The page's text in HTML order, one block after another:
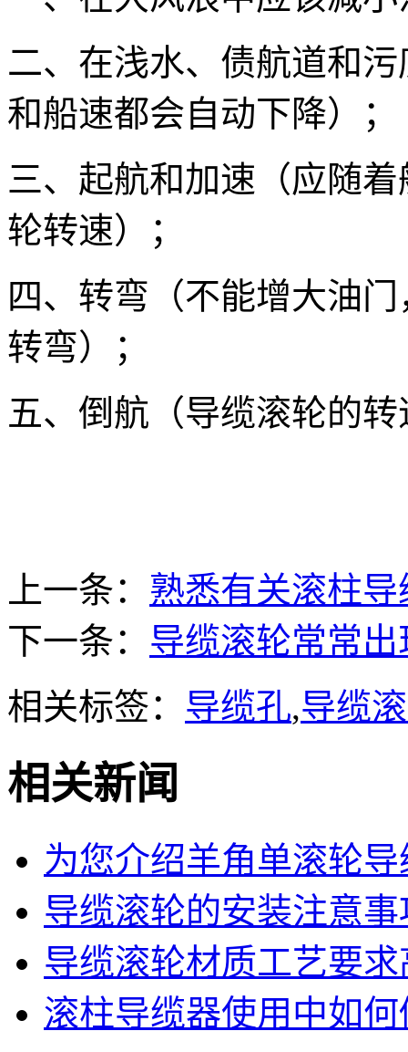
二、在浅水、债航道和
和船速都会自动下降）；
三、起航和加速（应随
轮转速）；
四、转弯（不能增大油
转弯）；
五、倒航（导缆滚轮的
上一条： 熟悉有关滚柱
下一条： 导缆滚轮常常
相关标签： 导缆孔,导缆
相关新闻
为您介绍羊角单滚轮
导缆滚轮的安装注意事
导缆滚轮材质工艺要求
滚柱导缆器使用中如